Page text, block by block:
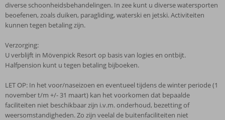
diverse schoonheidsbehandelingen. In zee kunt u diverse watersporten
beoefenen, zoals duiken, paragliding, waterski en jetski. Activiteiten
kunnen tegen betaling zijn.
Verzorging:
U verblijft in Mövenpick Resort op basis van logies en ontbijt.
Halfpension kunt u tegen betaling bijboeken.
LET OP: In het voor/naseizoen en eventueel tijdens de winter periode (1
november t/m +/- 31 maart) kan het voorkomen dat bepaalde
faciliteiten niet beschikbaar zijn i.v.m. onderhoud, bezetting of
weersomstandigheden. Zo zijn veelal de buitenfaciliteiten niet